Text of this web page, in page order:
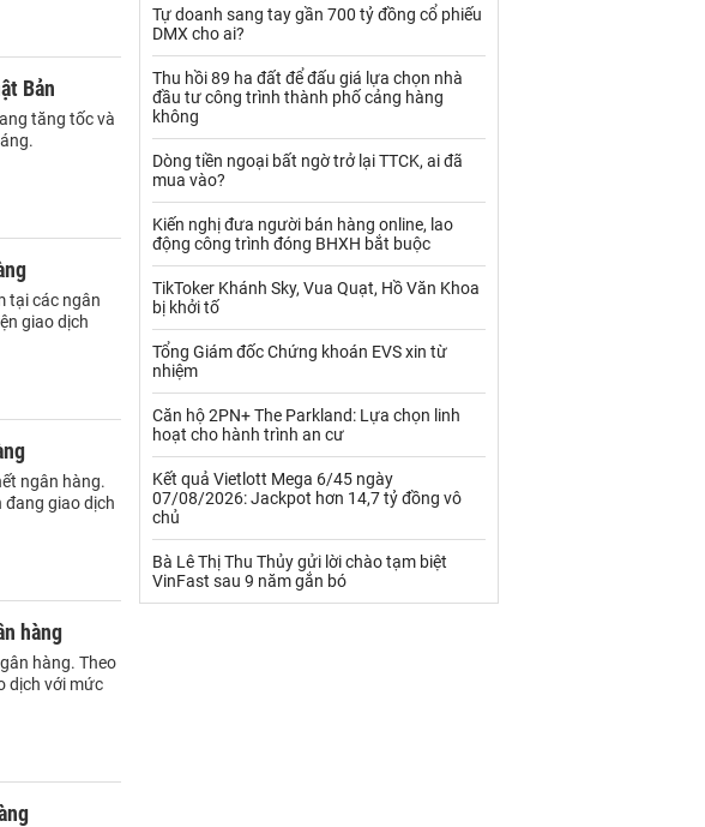
Bản
tăng tốc và
tại các ngân
giao dịch
ngân hàng.
đang giao dịch
hàng
hàng. Theo
dịch với mức
Kim loại khác Mắc ca
Muối Ngũ cốc
Nhựa - Hạt nhựa
Palladium
Rau - Củ -Quả Sắt thép
Sữa
Than Thức ăn chăn nuôi
Thủy hải sản khác
Vàng
VLXD khác Xăng dầu
Tự doanh sang tay gần 700 tỷ đồng cổ phiếu
DMX cho ai?
Thu hồi 89 ha đất để đấu giá lựa chọn nhà
đầu tư công trình thành phố cảng hàng
không
Dòng tiền ngoại bất ngờ trở lại TTCK, ai đã
mua vào?
Kiến nghị đưa người bán hàng online, lao
động công trình đóng BHXH bắt buộc
TikToker Khánh Sky, Vua Quạt, Hồ Văn Khoa
bị khởi tố
Tổng Giám đốc Chứng khoán EVS xin từ
nhiệm
Căn hộ 2PN+ The Parkland: Lựa chọn linh
hoạt cho hành trình an cư
Kết quả Vietlott Mega 6/45 ngày
07/08/2026: Jackpot hơn 14,7 tỷ đồng vô
chủ
Bà Lê Thị Thu Thủy gửi lời chào tạm biệt
VinFast sau 9 năm gắn bó